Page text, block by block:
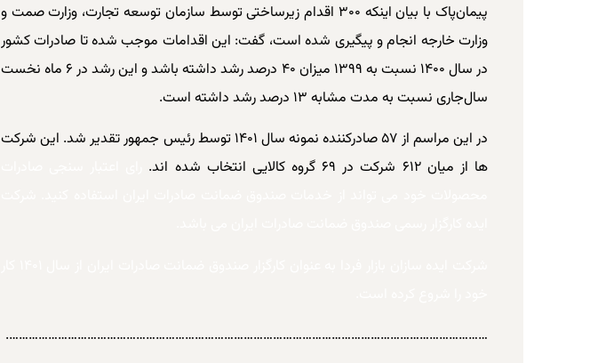
پیمان‌پاک با بیان اینکه ۳۰۰ اقدام زیرساختی توسط سازمان توسعه تجارت، وزارت صمت و
وزارت خارجه انجام و پیگیری شده است، گفت: این اقدامات موجب شده تا صادرات کشور
در سال ۱۴۰۰ نسبت به ۱۳۹۹ میزان ۴۰ درصد رشد داشته باشد و این رشد در ۶ ماه نخست
سال‌جاری نسبت به مدت مشابه ۱۳ درصد رشد داشته است.
در این مراسم از ۵۷ صادرکننده نمونه سال ۱۴۰۱ توسط رئیس جمهور تقدیر شد. این شرکت
ها از میان ۶۱۲ شرکت در ۶۹ گروه کالایی انتخاب شده اند.
………………………………………………………………………………………………………………………………….